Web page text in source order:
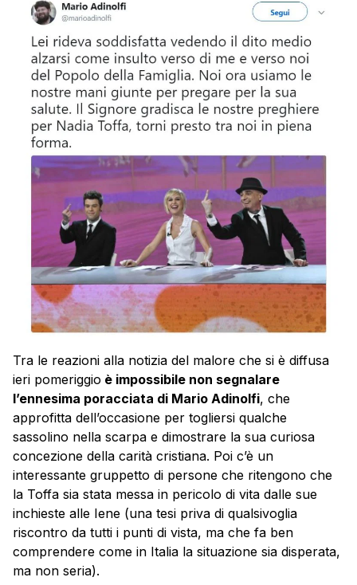
Tra le reazioni alla notizia del malore che si è diffusa
ieri pomeriggio è impossibile non segnalare
l’ennesima poracciata di Mario Adinolfi, che
approfitta dell’occasione per togliersi qualche
sassolino nella scarpa e dimostrare la sua curiosa
concezione della carità cristiana. Poi c’è un
interessante gruppetto di persone che ritengono che
la Toffa sia stata messa in pericolo di vita dalle sue
inchieste alle Iene (una tesi priva di qualsivoglia
riscontro da tutti i punti di vista, ma che fa ben
comprendere come in Italia la situazione sia disperata,
ma non seria).